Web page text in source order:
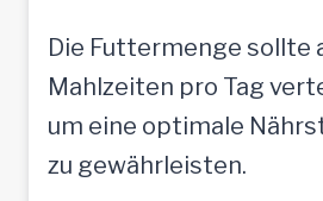
Die Futtermenge sollte
Mahlzeiten pro Tag
um eine optimale
zu gewährleisten.